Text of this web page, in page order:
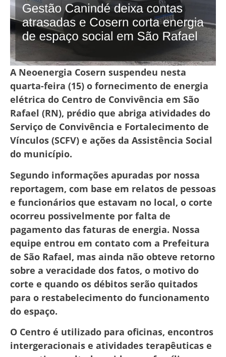
A Neoenergia Cosern suspendeu nesta
quarta-feira (15) o fornecimento de energia
elétrica do Centro de Convivência em São
Rafael (RN), prédio que abriga atividades do
Serviço de Convivência e Fortalecimento de
Vínculos (SCFV) e ações da Assistência Social
do município.
Segundo informações apuradas por nossa
reportagem, com base em relatos de pessoas
e funcionários que estavam no local, o corte
ocorreu possivelmente por falta de
pagamento das faturas de energia. Nossa
equipe entrou em contato com a Prefeitura
de São Rafael, mas ainda não obteve retorno
sobre a veracidade dos fatos, o motivo do
corte e quando os débitos serão quitados
para o restabelecimento do funcionamento
do espaço.
O Centro é utilizado para oficinas, encontros
intergeracionais e atividades terapêuticas e